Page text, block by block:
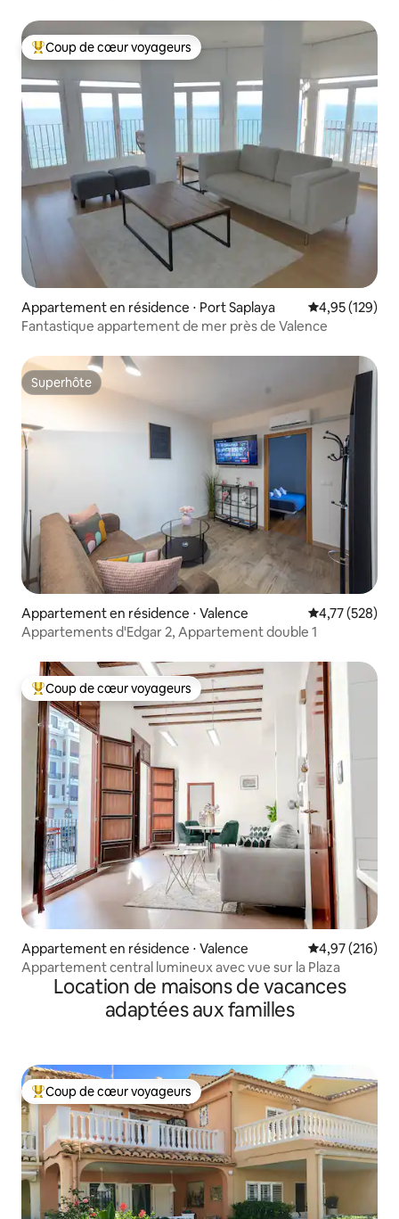
Coups de cœur voyageurs les plus appréciés
Coup de cœur voyageurs
Appartement en résidence ⋅ Port Saplaya Évaluation
4,95 (129)
Fantastique appartement de mer près de Valence
Superhôte
Superhôte
Appartement en résidence ⋅ Valence Évaluation
4,77 (528)
Appartements d'Edgar 2, Appartement double 1
Coups de cœur voyageurs les plus appréciés
Coup de cœur voyageurs
Appartement en résidence ⋅ Valence Évaluation
4,97 (216)
Appartement central lumineux avec vue sur la Plaza
Location de maisons de vacances
adaptées aux familles
Coups de cœur voyageurs les plus appréciés
Coup de cœur voyageurs